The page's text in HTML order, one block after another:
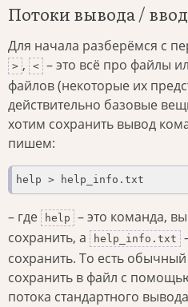
Потоки вывода /
Для начала разберёмся с
> , < – это всё про файлы
файлов (некоторые их
действительно базовые
хотим сохранить вывод
пишем:
help > help_info.txt
– где help
– это команда,
сохранить, а
help_info.txt
сохранить. То есть
сохранить в файл с
потока стандартного